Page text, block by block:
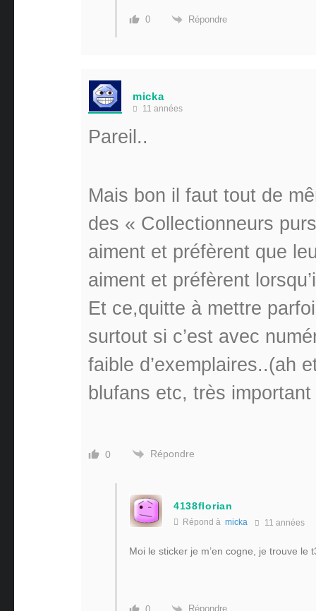
0 Répondre
micka
11 années
Pareil..
Mais bon il faut tout de
des « Collectionneurs
aiment et préfèrent que
aiment et préfèrent
Et ce,quitte à mettre
surtout si c’est avec
faible d’exemplaires..(ah
blufans etc, très
0 Répondre
4138florian
Répond à micka 11 années
Moi le sticker je m’en cogne, je trouve le
Répondre